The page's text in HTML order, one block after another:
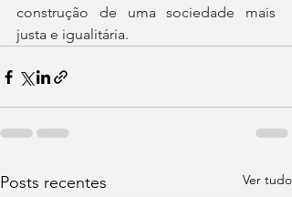
construção de uma sociedade mais
justa e igualitária.
Posts recentes Ver tudo